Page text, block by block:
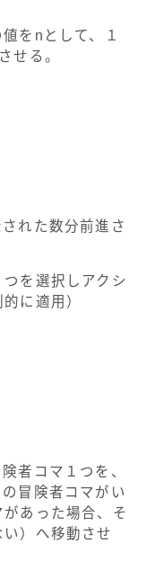
をnとして、１
せる。
れた数分前進さ
を選択しアクシ
に適用）
者コマ１つを、
冒険者コマがい
あった場合、そ
）へ移動させ